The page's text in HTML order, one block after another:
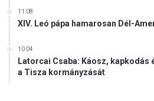
s
11:08
XIV. Leó pápa hamarosan Dél-
10:04
Latorcai Csaba: Káosz,
a Tisza kormányzását